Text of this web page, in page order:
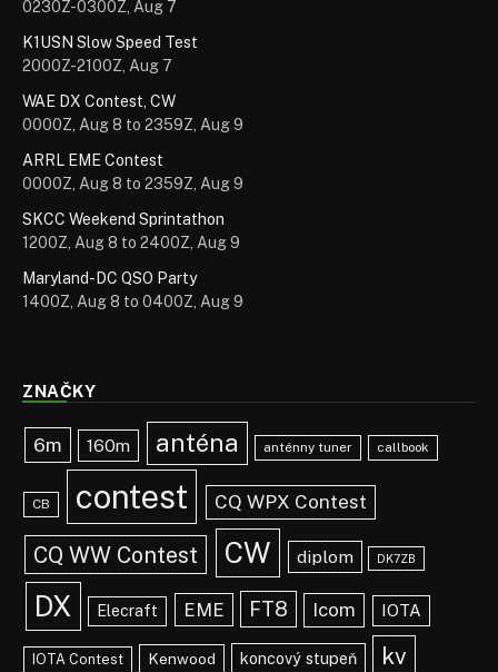
0230Z-0300Z, Aug 7
K1USN Slow Speed Test
2000Z-2100Z, Aug 7
WAE DX Contest, CW
0000Z, Aug 8 to 2359Z, Aug 9
ARRL EME Contest
0000Z, Aug 8 to 2359Z, Aug 9
SKCC Weekend Sprintathon
1200Z, Aug 8 to 2400Z, Aug 9
Maryland-DC QSO Party
1400Z, Aug 8 to 0400Z, Aug 9
ZNAČKY
6m 160m anténa anténny tuner callbook
CB contest CQ WPX Contest
CQ WW Contest CW diplom DK7ZB
DX Elecraft EME FT8 Icom IOTA
IOTA Contest Kenwood koncový stupeň kv